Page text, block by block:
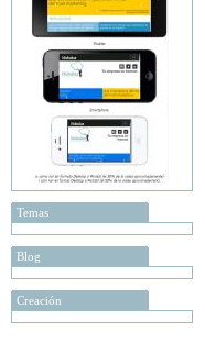
Temas
Blog
Creación